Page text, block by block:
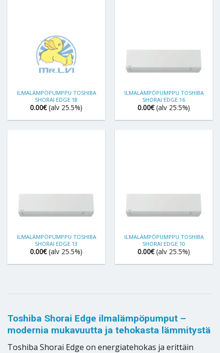
ILMALÄMPÖPUMPPU TOSHIBA
SHORAI EDGE 18
0.00€ (alv 25.5%)
ILMALÄMPÖPUMPPU TOSHIBA
SHORAI EDGE 16
0.00€ (alv 25.5%)
ILMALÄMPÖPUMPPU TOSHIBA
SHORAI EDGE 13
0.00€ (alv 25.5%)
ILMALÄMPÖPUMPPU TOSHIBA
SHORAI EDGE 10
0.00€ (alv 25.5%)
Toshiba Shorai Edge ilmalämpöpumput –
modernia mukavuutta ja tehokasta lämmitystä
Toshiba Shorai Edge on energiatehokas ja erittäin